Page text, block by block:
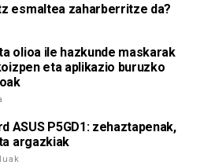
esmaltea zaharberritze da?
olioa ile hazkunde maskarak
eta aplikazio buruzko
ASUS P5GD1: zehaztapenak,
argazkiak